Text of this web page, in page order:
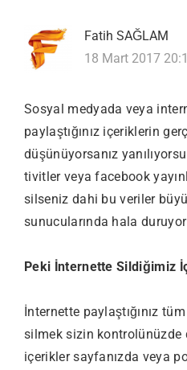
Fatih SAĞLAM
18 Mart 2017
Sosyal medyada veya
paylaştığınız içeriklerin
düşünüyorsanız
tivitler veya facebook
silseniz dahi bu veriler
sunucularında hala
Peki İnternette Sildiğimiz
İnternette paylaştığınız
silmek sizin kontrolünüzde
içerikler sayfanızda veya